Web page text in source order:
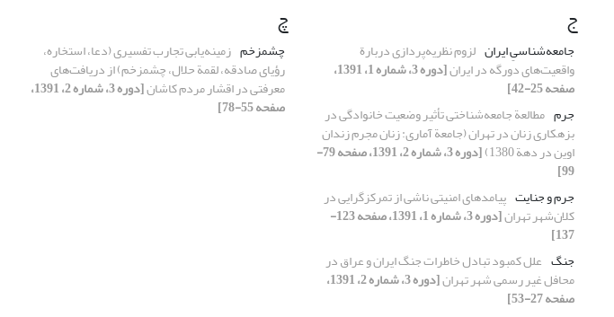
ج
جامعه‌شناسیِ ایران لزوم نظریه‌پردازی دربارة
واقعیت‌های دورگه در ایران [دوره 3، شماره 1، 1391،
صفحه 25-42]
جرم مطالعة جامعه‌شناختی تأثیر وضعیت خانوادگی در
بزهکاری زنان در تهران (جامعة آماری: زنان مجرم زندان
اوین در دهة 1380) [دوره 3، شماره 2، 1391، صفحه 79-
99]
جرم و جنایت پیامدهای امنیتی ناشی از تمرکزگرایی در
کلان‌شهر تهران [دوره 3، شماره 1، 1391، صفحه 123-
137]
جنگ علل کمبود تبادل خاطرات جنگ ایران و عراق در
محافل غیر رسمی شهر تهران [دوره 3، شماره 2، 1391،
صفحه 27-53]
چ
چشم‏زخم زمینه‌یابی تجارب تفسیری (دعا، استخاره،
رؤیای صادقه، لقمة حلال، چشم‏زخم) از دریافت‌های
معرفتی در اقشار مردم کاشان [دوره 3، شماره 2، 1391،
صفحه 55-78]